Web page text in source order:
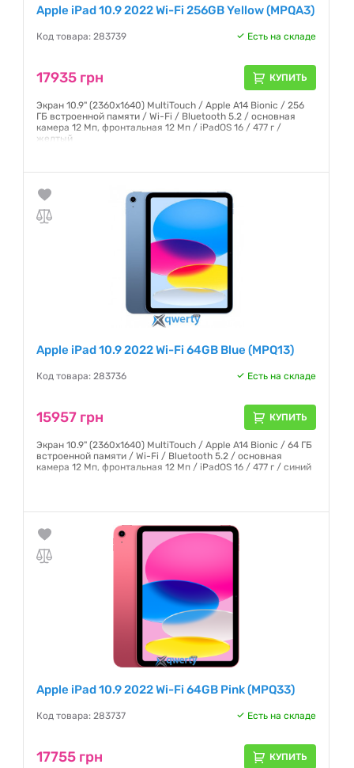
Apple iPad 10.9 2022 Wi-Fi 256GB Yellow (MPQA3)
Код товара: 283739 Есть на складе
17935 грн КУПИТЬ
Экран 10.9" (2360x1640) MultiTouch / Apple A14 Bionic / 256
ГБ встроенной памяти / Wi-Fi / Bluetooth 5.2 / основная
камера 12 Мп, фронтальная 12 Мп / iPadOS 16 / 477 г /
желтый
Apple iPad 10.9 2022 Wi-Fi 64GB Blue (MPQ13)
Код товара: 283736 Есть на складе
15957 грн КУПИТЬ
Экран 10.9" (2360x1640) MultiTouch / Apple A14 Bionic / 64 ГБ
встроенной памяти / Wi-Fi / Bluetooth 5.2 / основная
камера 12 Мп, фронтальная 12 Мп / iPadOS 16 / 477 г / синий
Apple iPad 10.9 2022 Wi-Fi 64GB Pink (MPQ33)
Код товара: 283737 Есть на складе
17755 грн КУПИТЬ